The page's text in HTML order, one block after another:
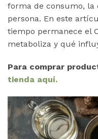
forma de consumo, la
persona. En este
tiempo permanece el
metaboliza y qué
Para comprar
tienda aquí.